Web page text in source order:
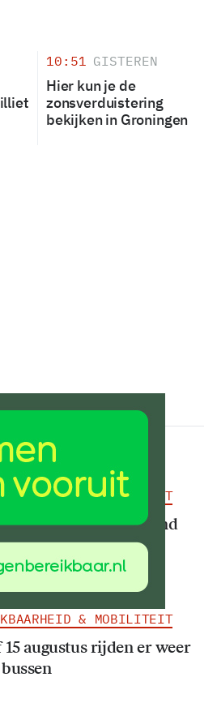
10:51 GISTEREN
Hier kun je de
zonsverduistering
bekijken in Groningen
& MOBILITEIT
N34 meer dan maand
vanwege
& MOBILITEIT
15 augustus rijden er weer